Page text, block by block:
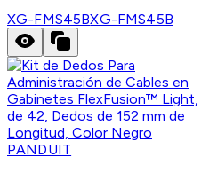
XG-FMS45BXG-FMS45B
PANDUIT